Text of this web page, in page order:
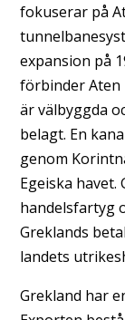
fokuserar på
expansion på
förbinder Aten
är välbyggda
belagt. En
genom
Egeiska
handelsfartyg
Greklands
landets
Grekland har